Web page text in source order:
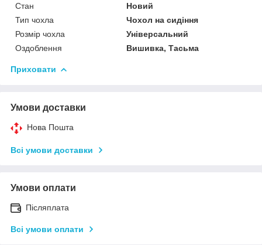
Стан
Новий
Тип чохла
Чохол на сидіння
Розмір чохла
Універсальний
Оздоблення
Вишивка, Тасьма
Приховати
Умови доставки
Нова Пошта
Всі умови доставки
Умови оплати
Післяплата
Всі умови оплати